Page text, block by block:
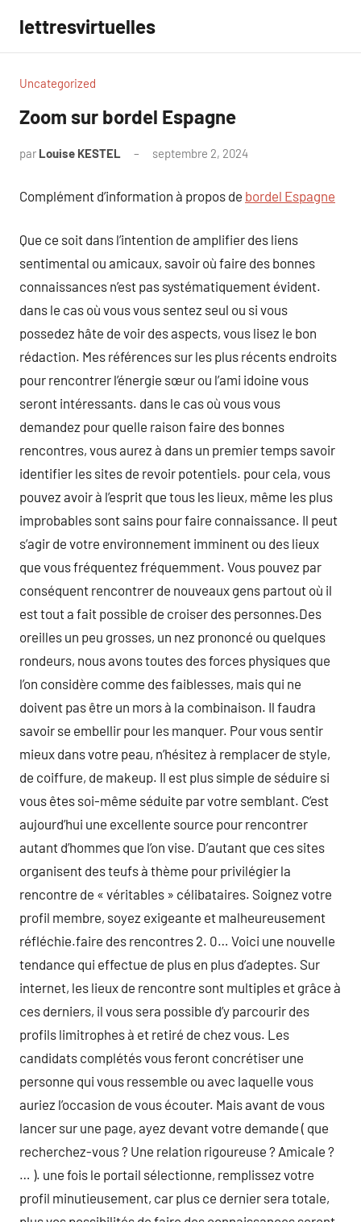
contenu
lettresvirtuelles
Uncategorized
Zoom sur bordel Espagne
par Louise KESTEL septembre 2, 2024
Complément d’information à propos de bordel Espagne
Que ce soit dans l’intention de amplifier des liens
sentimental ou amicaux, savoir où faire des bonnes
connaissances n’est pas systématiquement évident.
dans le cas où vous vous sentez seul ou si vous
possedez hâte de voir des aspects, vous lisez le bon
rédaction. Mes références sur les plus récents endroits
pour rencontrer l’énergie sœur ou l’ami idoine vous
seront intéressants. dans le cas où vous vous
demandez pour quelle raison faire des bonnes
rencontres, vous aurez à dans un premier temps savoir
identifier les sites de revoir potentiels. pour cela, vous
pouvez avoir à l’esprit que tous les lieux, même les plus
improbables sont sains pour faire connaissance. Il peut
s’agir de votre environnement imminent ou des lieux
que vous fréquentez fréquemment. Vous pouvez par
conséquent rencontrer de nouveaux gens partout où il
est tout a fait possible de croiser des personnes.Des
oreilles un peu grosses, un nez prononcé ou quelques
rondeurs, nous avons toutes des forces physiques que
l’on considère comme des faiblesses, mais qui ne
doivent pas être un mors à la combinaison. Il faudra
savoir se embellir pour les manquer. Pour vous sentir
mieux dans votre peau, n’hésitez à remplacer de style,
de coiffure, de makeup. Il est plus simple de séduire si
vous êtes soi-même séduite par votre semblant. C’est
aujourd’hui une excellente source pour rencontrer
autant d’hommes que l’on vise. D’autant que ces sites
organisent des teufs à thème pour privilégier la
rencontre de « véritables » célibataires. Soignez votre
profil membre, soyez exigeante et malheureusement
réfléchie.faire des rencontres 2. 0… Voici une nouvelle
tendance qui effectue de plus en plus d’adeptes. Sur
internet, les lieux de rencontre sont multiples et grâce à
ces derniers, il vous sera possible d’y parcourir des
profils limitrophes à et retiré de chez vous. Les
candidats complétés vous feront concrétiser une
personne qui vous ressemble ou avec laquelle vous
auriez l’occasion de vous écouter. Mais avant de vous
lancer sur une page, ayez devant votre demande ( que
recherchez-vous ? Une relation rigoureuse ? Amicale ?
… ). une fois le portail sélectionne, remplissez votre
profil minutieusement, car plus ce dernier sera totale,